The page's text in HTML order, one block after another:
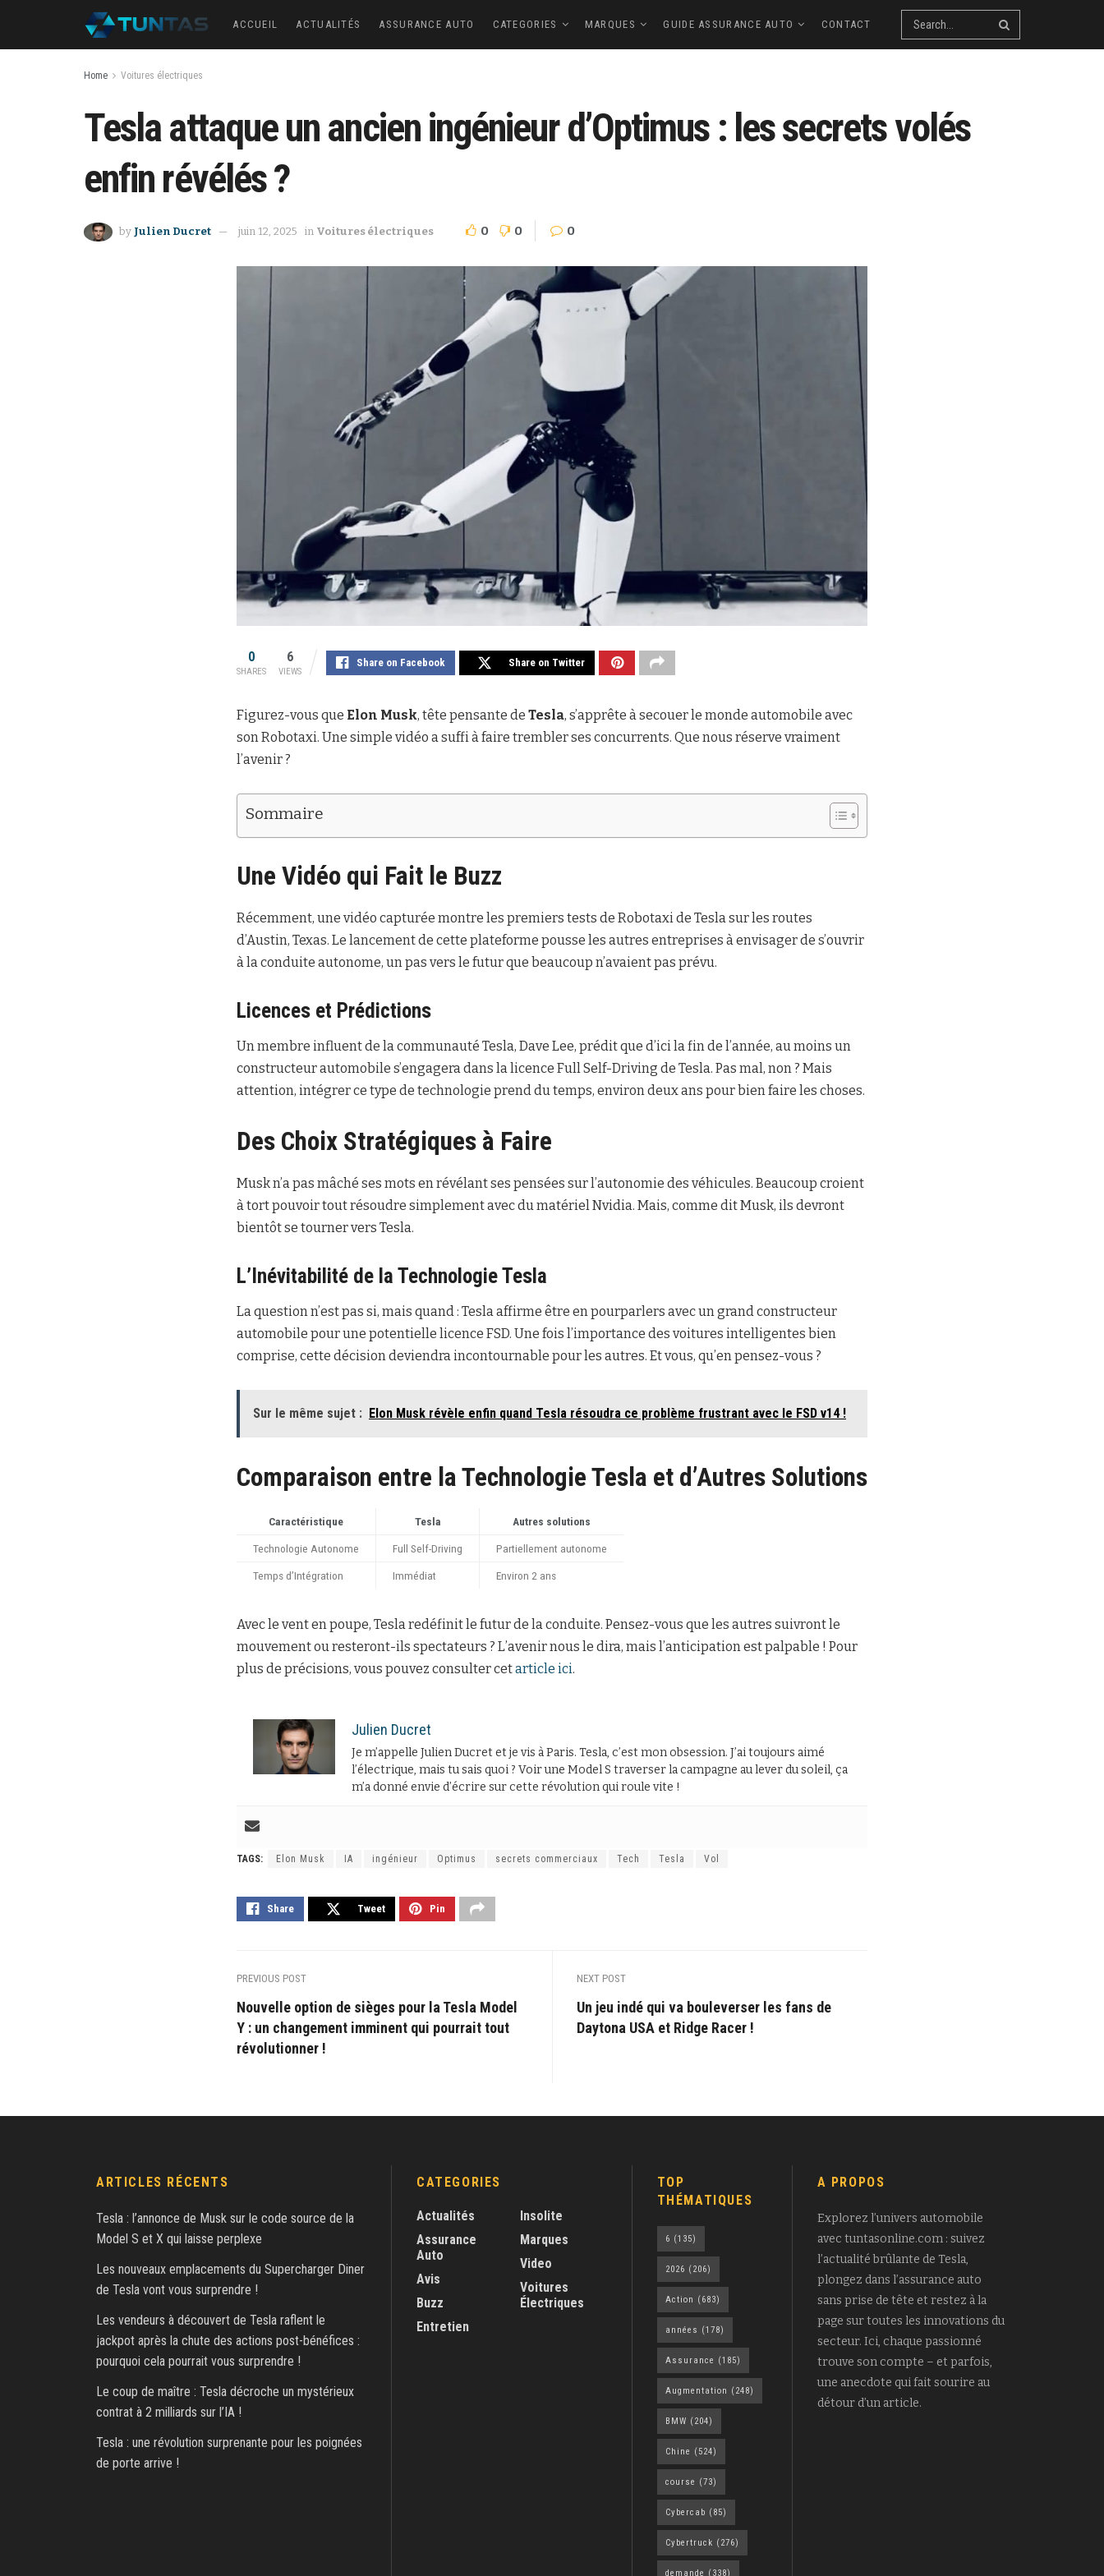
ACCUEIL ACTUALITÉS ASSURANCE AUTO CATEGORIES MARQUES GUIDE ASSURANCE AUTO CONTACT
Home Voitures électriques
Tesla attaque un ancien ingénieur d’Optimus : les secrets volés
enfin révélés ?
by Julien Ducret juin 12, 2025 in Voitures électriques 0 0 0
0
SHARES
6
VIEWS
Share on Facebook Share on Twitter
Figurez-vous que Elon Musk, tête pensante de Tesla, s’apprête à secouer le monde automobile avec
son Robotaxi. Une simple vidéo a suffi à faire trembler ses concurrents. Que nous réserve vraiment
l’avenir ?
Sommaire
Une Vidéo qui Fait le Buzz
Récemment, une vidéo capturée montre les premiers tests de Robotaxi de Tesla sur les routes
d’Austin, Texas. Le lancement de cette plateforme pousse les autres entreprises à envisager de s’ouvrir
à la conduite autonome, un pas vers le futur que beaucoup n’avaient pas prévu.
Licences et Prédictions
Un membre influent de la communauté Tesla, Dave Lee, prédit que d’ici la fin de l’année, au moins un
constructeur automobile s’engagera dans la licence Full Self-Driving de Tesla. Pas mal, non ? Mais
attention, intégrer ce type de technologie prend du temps, environ deux ans pour bien faire les choses.
Des Choix Stratégiques à Faire
Musk n’a pas mâché ses mots en révélant ses pensées sur l’autonomie des véhicules. Beaucoup croient
à tort pouvoir tout résoudre simplement avec du matériel Nvidia. Mais, comme dit Musk, ils devront
bientôt se tourner vers Tesla.
L’Inévitabilité de la Technologie Tesla
La question n’est pas si, mais quand : Tesla affirme être en pourparlers avec un grand constructeur
automobile pour une potentielle licence FSD. Une fois l’importance des voitures intelligentes bien
comprise, cette décision deviendra incontournable pour les autres. Et vous, qu’en pensez-vous ?
Sur le même sujet : Elon Musk révèle enfin quand Tesla résoudra ce problème frustrant avec le FSD v14 !
Comparaison entre la Technologie Tesla et d’Autres Solutions
Caractéristique Tesla Autres solutions
Technologie Autonome Full Self-Driving Partiellement autonome
Temps d’Intégration Immédiat Environ 2 ans
Avec le vent en poupe, Tesla redéfinit le futur de la conduite. Pensez-vous que les autres suivront le
mouvement ou resteront-ils spectateurs ? L’avenir nous le dira, mais l’anticipation est palpable ! Pour
plus de précisions, vous pouvez consulter cetarticle ici.
Julien Ducret
Je m’appelle Julien Ducret et je vis à Paris. Tesla, c’est mon obsession. J’ai toujours aimé
l’électrique, mais tu sais quoi ? Voir une Model S traverser la campagne au lever du soleil, ça
m’a donné envie d’écrire sur cette révolution qui roule vite !
TAGS: Elon Musk IA ingénieur Optimus secrets commerciaux Tech Tesla Vol
Share Tweet Pin
PREVIOUS POST
Nouvelle option de sièges pour la Tesla Model
Y : un changement imminent qui pourrait tout
révolutionner !
NEXT POST
Un jeu indé qui va bouleverser les fans de
Daytona USA et Ridge Racer !
ARTICLES RÉCENTS
Tesla : l’annonce de Musk sur le code source de la
Model S et X qui laisse perplexe
Les nouveaux emplacements du Supercharger Diner
de Tesla vont vous surprendre !
Les vendeurs à découvert de Tesla raflent le
jackpot après la chute des actions post-bénéfices :
pourquoi cela pourrait vous surprendre !
Le coup de maître : Tesla décroche un mystérieux
contrat à 2 milliards sur l’IA !
Tesla : une révolution surprenante pour les poignées
de porte arrive !
CATEGORIES
Actualités
Assurance
Auto
Avis
Buzz
Entretien
Insolite
Marques
Video
Voitures
Électriques
TOP
THÉMATIQUES
6 (135)
2026 (206)
Action (683)
années (178)
Assurance (185)
Augmentation (248)
BMW (204)
Chine (524)
course (73)
Cybercab (85)
Cybertruck (276)
demande (338)
A PROPOS
Explorez l’univers automobile
avec tuntasonline.com : suivez
l’actualité brûlante de Tesla,
plongez dans l’assurance auto
sans prise de tête et restez à la
page sur toutes les innovations du
secteur. Ici, chaque passionné
trouve son compte – et parfois,
une anecdote qui fait sourire au
détour d’un article.